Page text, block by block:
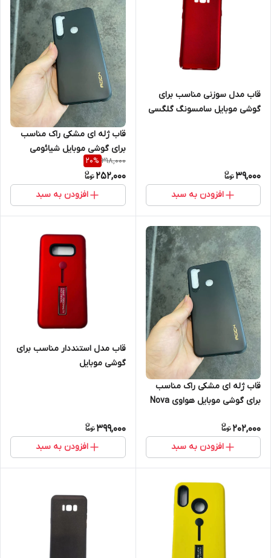
قاب مدل سوزنی مناسب برای
گوشی موبایل سامسونگ گلگسی
39,000
افزودن به سبد
قاب ژله ای مشکی راک مناسب
برای گوشی موبایل شیائومی
Redmi 6 pro
318,000
20%
252,000
افزودن به سبد
قاب ژله ای مشکی راک مناسب
برای گوشی موبایل هواوی Nova
202,000
افزودن به سبد
قاب مدل استنددار مناسب برای
گوشی موبایل
399,000
افزودن به سبد